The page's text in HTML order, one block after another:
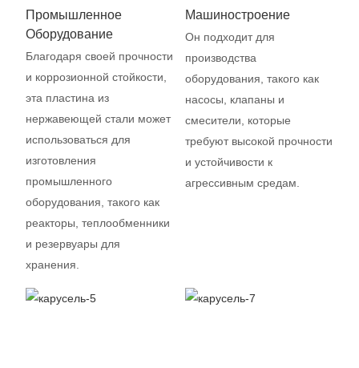
Промышленное
Оборудование
Благодаря своей прочности
и коррозионной стойкости,
эта пластина из
нержавеющей стали может
использоваться для
изготовления
промышленного
оборудования, такого как
реакторы, теплообменники
и резервуары для
хранения.
Машиностроение
Он подходит для
производства
оборудования, такого как
насосы, клапаны и
смесители, которые
требуют высокой прочности
и устойчивости к
агрессивным средам.